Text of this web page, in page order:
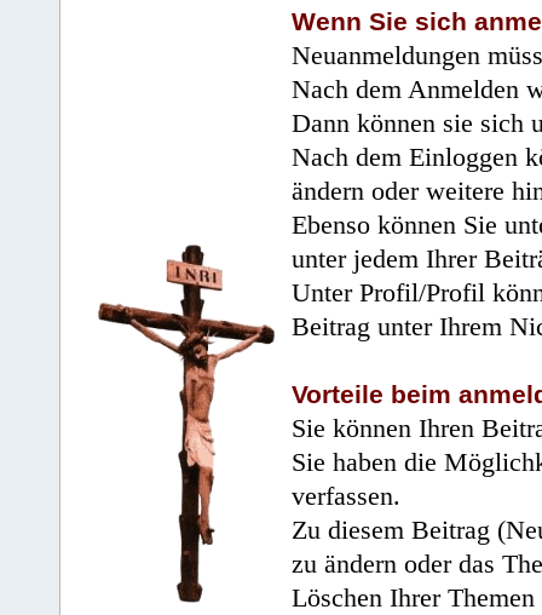
Wenn Sie sich
Neuanmeldungen
Nach dem Anmelden
Dann können sie sich
Nach dem Einloggen
ändern oder weitere
Ebenso können Sie
unter jedem Ihrer
Unter Profil/Profil
Beitrag unter Ihrem
Vorteile beim
Sie können Ihren
Sie haben die
verfassen.
Zu diesem Beitrag
zu ändern oder das
Löschen Ihrer